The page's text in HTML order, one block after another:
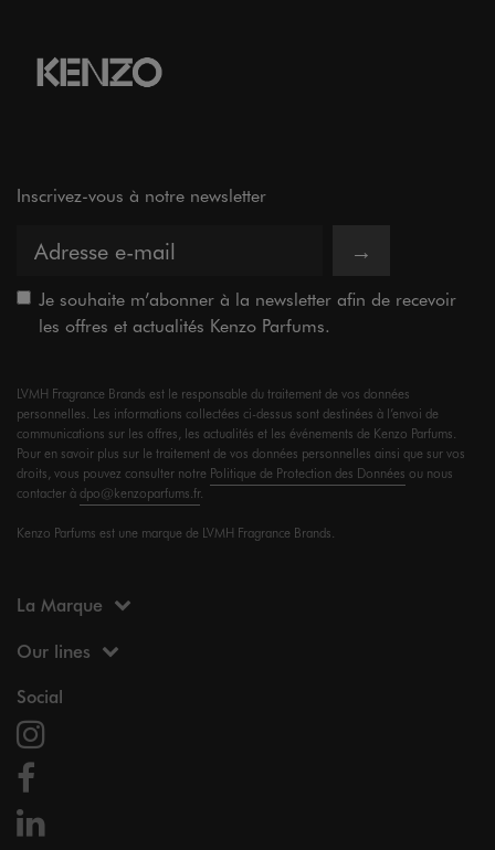
Inscrivez-vous à notre newsletter
→
Je souhaite m’abonner à la newsletter afin de recevoir
les offres et actualités Kenzo Parfums.
LVMH Fragrance Brands est le responsable du traitement de vos données
personnelles. Les informations collectées ci-dessus sont destinées à l’envoi de
communications sur les offres, les actualités et les événements de Kenzo Parfums.
Pour en savoir plus sur le traitement de vos données personnelles ainsi que sur vos
droits, vous pouvez consulter notre Politique de Protection des Données ou nous
contacter àdpo@kenzoparfums.fr.
Kenzo Parfums est une marque de LVMH Fragrance Brands.
La Marque
Our lines
Social